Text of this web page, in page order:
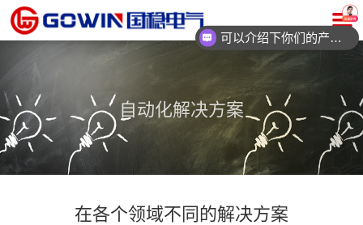
自动化解决方案
在各个领域不同的解决方案
机床
机器人与人工智能
可以介绍下你们的产品么？